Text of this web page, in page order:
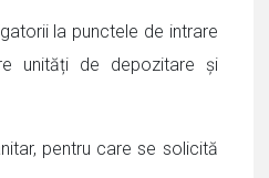
la punctele de intrare
unități de depozitare și
pentru care se solicită